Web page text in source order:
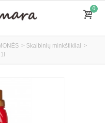
0
> Skalbinių minkštikliai >